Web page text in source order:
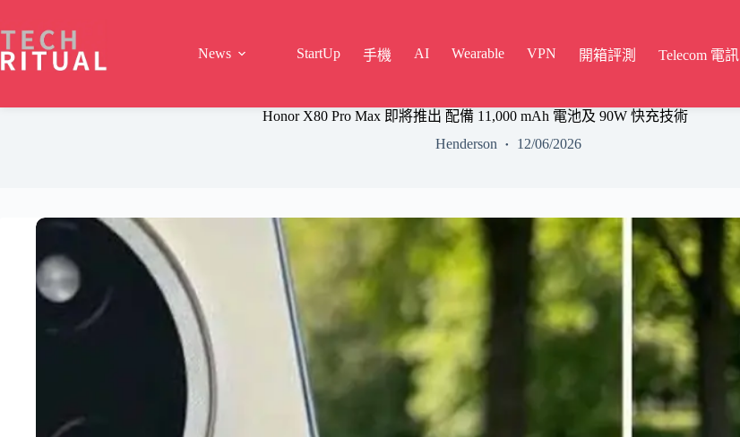
content
News
StartUp 手機 AI Wearable VPN 開箱評測 Telecom 電訊
Honor X80 Pro Max 即將推出 配備 11,000 mAh 電池及 90W 快充技術
Henderson
12/06/2026